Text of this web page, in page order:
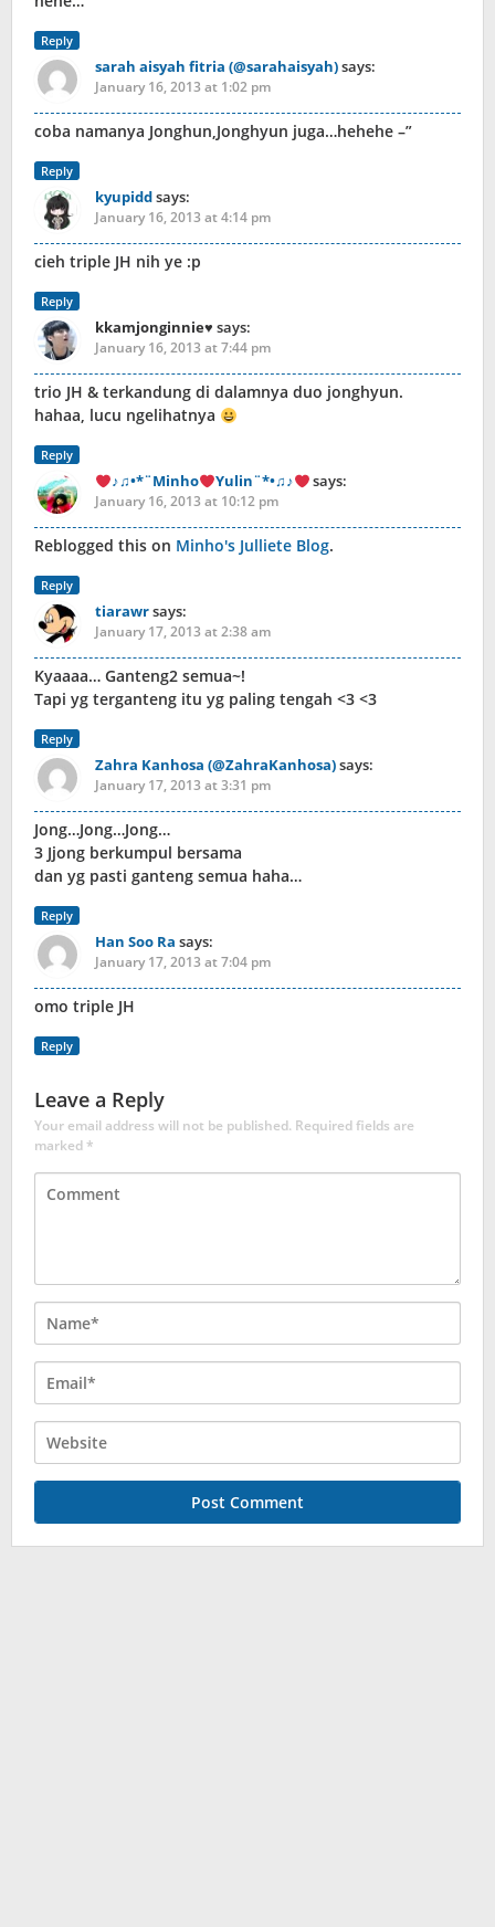
Reply
sarah aisyah fitria (@sarahaisyah)says:
January 16, 2013 at 1:02 pm
coba namanya Jonghun,Jonghyun juga…hehehe –”
Reply
kyupiddsays:
January 16, 2013 at 4:14 pm
cieh triple JH nih ye :p
Reply
kkamjonginnie♥ says:
January 16, 2013 at 7:44 pm
trio JH & terkandung di dalamnya duo jonghyun.
hahaa, lucu ngelihatnya
Reply
♪♫•*¨Minho Yulin¨*•♫♪ says:
January 16, 2013 at 10:12 pm
Reblogged this on Minho's Julliete Blog.
Reply
tiarawrsays:
January 17, 2013 at 2:38 am
Kyaaaa… Ganteng2 semua~!
Tapi yg terganteng itu yg paling tengah <3 <3
Reply
Zahra Kanhosa (@ZahraKanhosa)says:
January 17, 2013 at 3:31 pm
Jong…Jong…Jong…
3 Jjong berkumpul bersama
dan yg pasti ganteng semua haha…
Reply
Han Soo Ra says:
January 17, 2013 at 7:04 pm
omo triple JH
Reply
Leave a Reply
Your email address will not be published. Required fields are
marked*